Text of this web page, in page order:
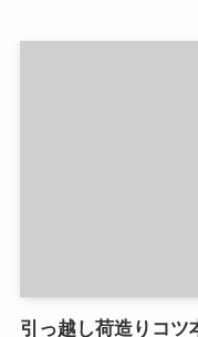
引っ越し荷造りコツ